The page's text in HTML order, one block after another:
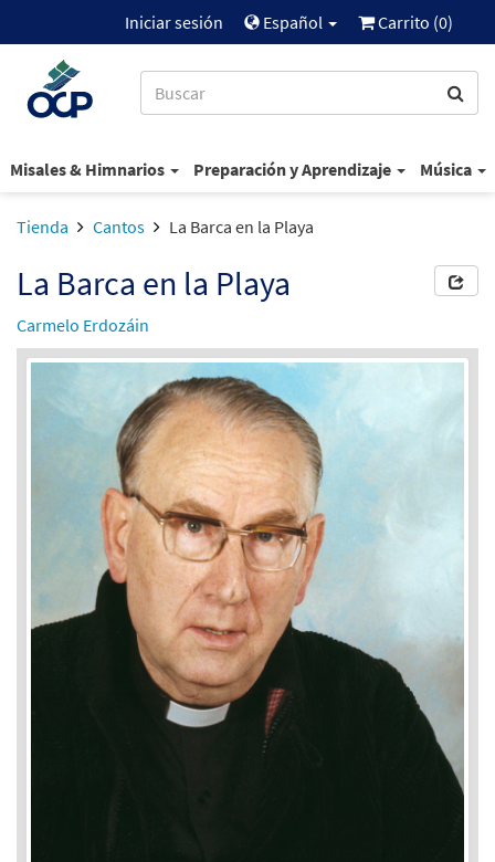
Iniciar sesión Español Carrito (0)
Misales & Himnarios Preparación y Aprendizaje Música
Tienda Cantos La Barca en la Playa
La Barca en la Playa
Carmelo Erdozáin